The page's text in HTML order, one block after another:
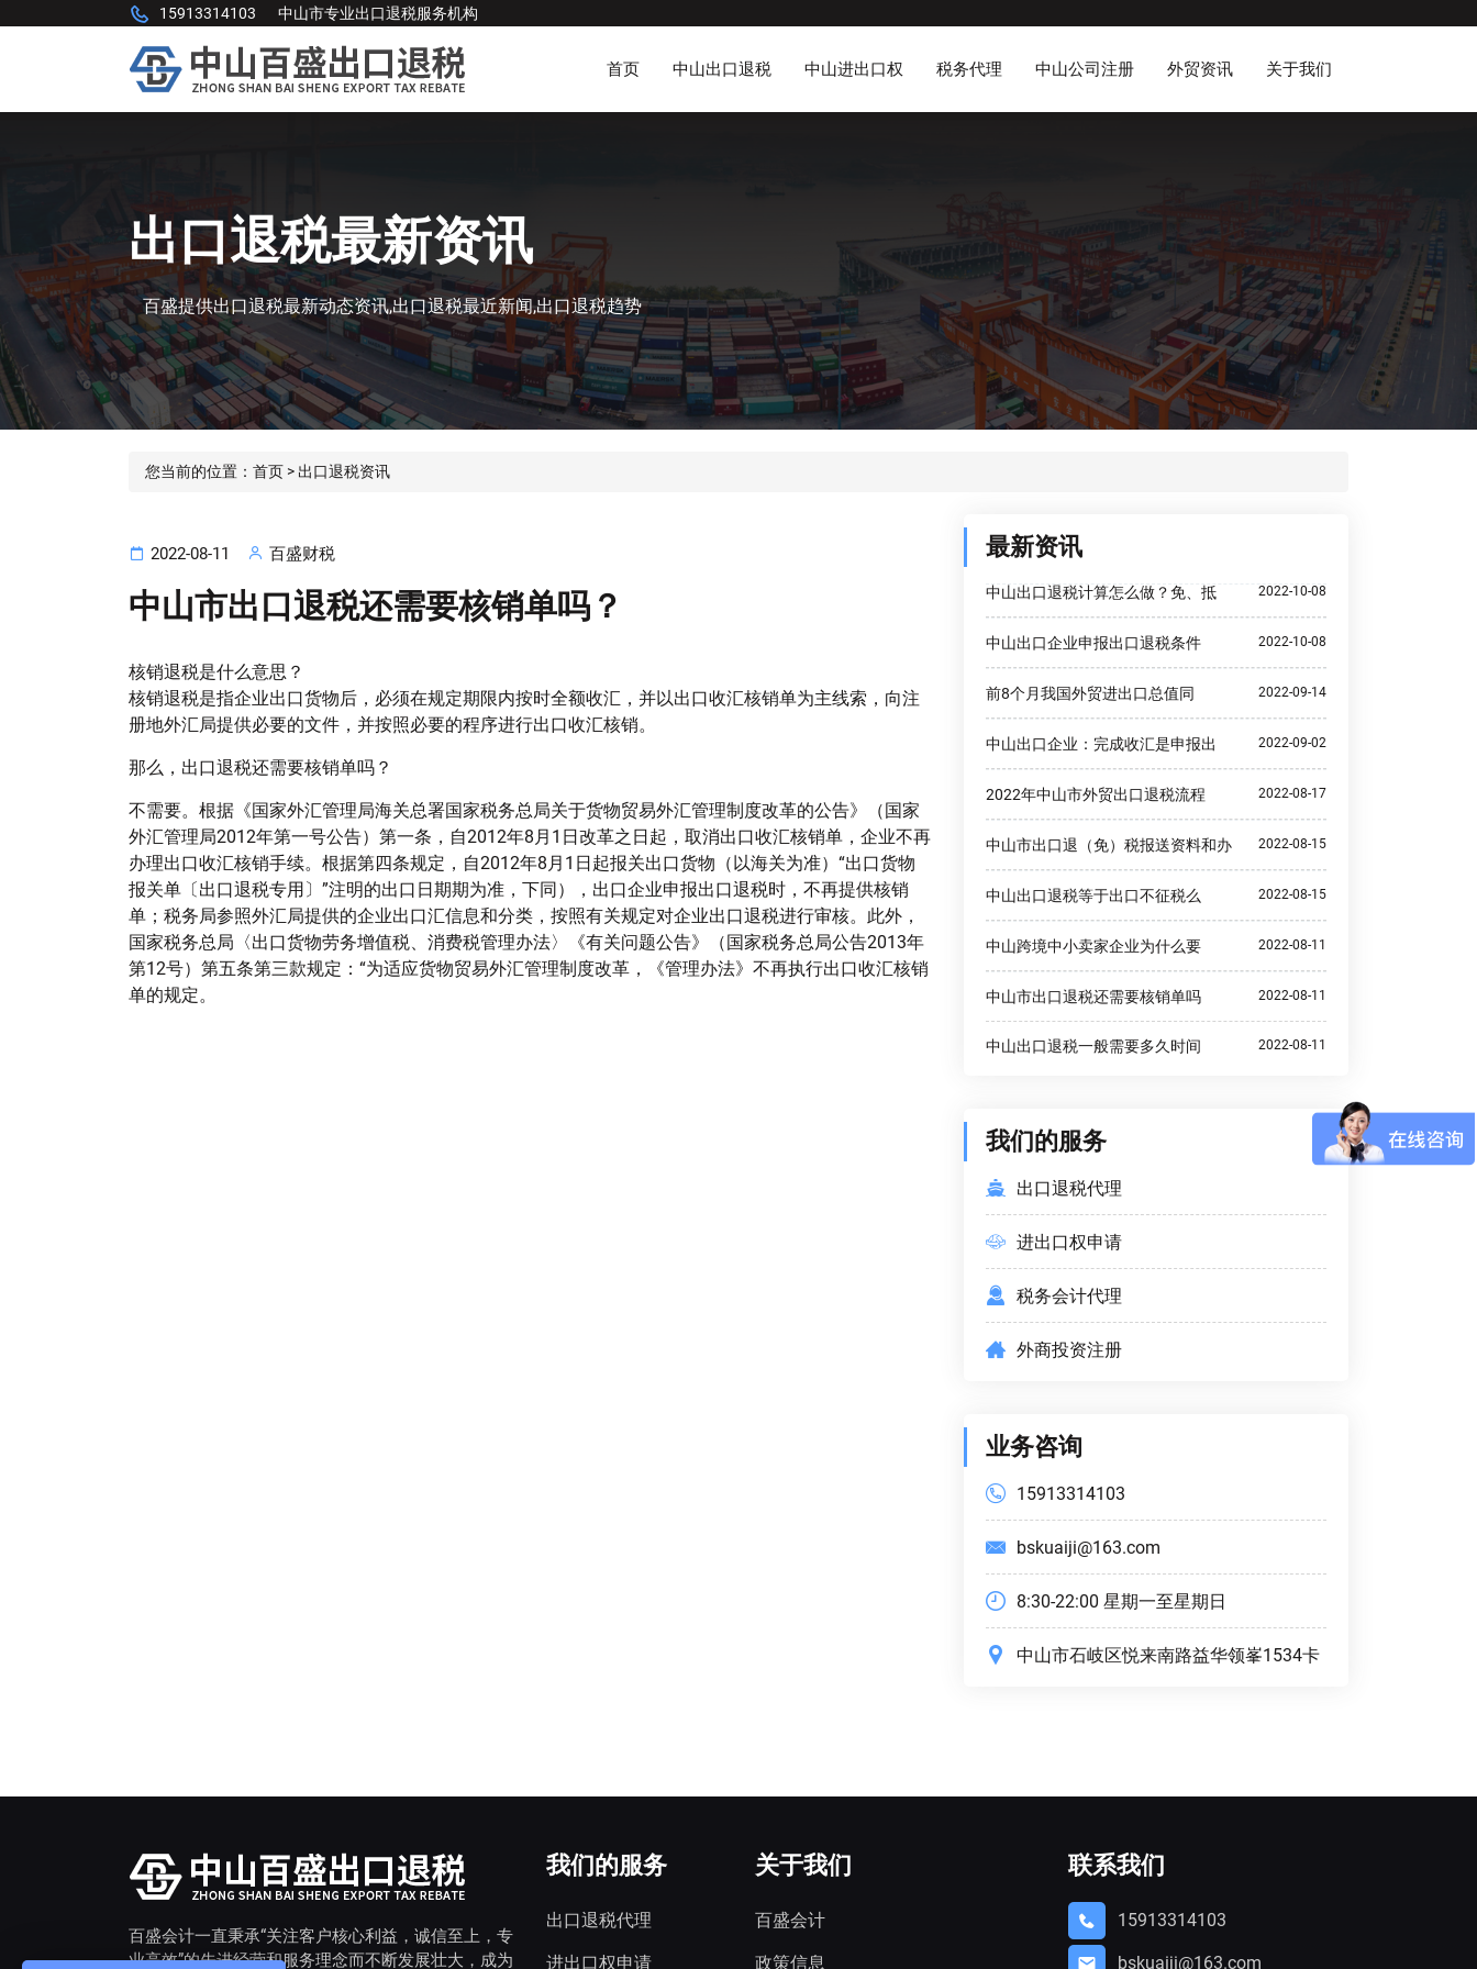
15913314103 中山市专业出口退税服务机构
首页 中山出口退税 中山进出口权 税务代理 中山公司注册 外贸资讯 关于我们
出口退税最新资讯
百盛提供出口退税最新动态资讯,出口退税最近新闻,出口退税趋势
您当前的位置： 首页 > 出口退税资讯
2022-08-11 百盛财税
中山市出口退税还需要核销单吗？
核销退税是什么意思？
核销退税是指企业出口货物后，必须在规定期限内按时全额收汇，并以出口收汇核销单为主线索，向注
册地外汇局提供必要的文件，并按照必要的程序进行出口收汇核销。
那么， 出口退税还需要核销单吗？
不需要。根据《国家外汇管理局海关总署国家税务总局关于货物贸易外汇管理制度改革的公告》（国家
外汇管理局2012年第一号公告）第一条，自2012年8月1日改革之日起，取消出口收汇核销单，企业不再
办理出口收汇核销手续。根据第四条规定，自2012年8月1日起报关出口货物（以海关为准）“出口货物
报关单〔出口退税专用〕”注明的出口日期期为准，下同），出口企业申报出口退税时，不再提供核销
单；税务局参照外汇局提供的企业出口汇信息和分类，按照有关规定对企业出口退税进行审核。此外，
国家税务总局〈出口货物劳务增值税、消费税管理办法〉《有关问题公告》（国家税务总局公告2013年
第12号）第五条第三款规定：“为适应货物贸易外汇管理制度改革，《管理办法》不再执行出口收汇核销
单的规定。
最新资讯
2022-10-08
中山出口退税计算怎么做？免、抵
2022-10-08
中山出口企业申报出口退税条件
2022-09-14
前8个月我国外贸进出口总值同
2022-09-02
中山出口企业：完成收汇是申报出
2022-08-17
2022年中山市外贸出口退税流程
2022-08-15
中山市出口退（免）税报送资料和办
2022-08-15
中山出口退税等于出口不征税么
2022-08-11
中山跨境中小卖家企业为什么要
2022-08-11
中山市出口退税还需要核销单吗
2022-08-11
中山出口退税一般需要多久时间
我们的服务
出口退税代理
进出口权申请
税务会计代理
外商投资注册
业务咨询
15913314103
bskuaiji@163.com
8:30-22:00 星期一至星期日
中山市石岐区悦来南路益华领峯1534卡
百盛会计一直秉承“关注客户核心利益，诚信至上，专
业高效”的先进经营和服务理念而不断发展壮大，成为
我们的服务
出口退税代理
进出口权申请
关于我们
百盛会计
政策信息
联系我们
15913314103
bskuaiji@163.com